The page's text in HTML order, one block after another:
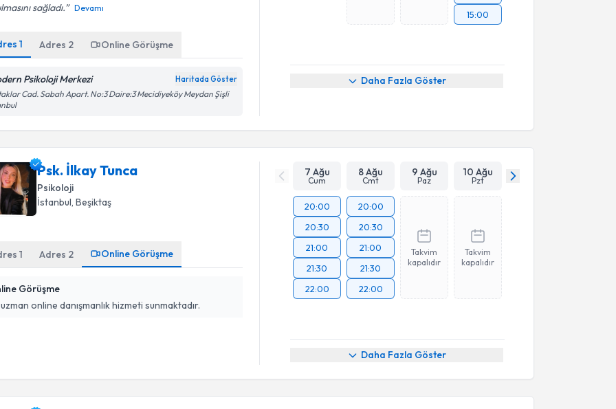
sağladı.
Devamı
1 Adres 2 Online Görüşme
Psikoloji Merkezi Haritada Göster
Cad. Sabah Apart. No:3 Daire:3 Mecidiyeköy Meydan Şişli
15:00
Daha Fazla Göster
Psk. İlkay Tunca
Psikoloji
İstanbul, Beşiktaş
1 Adres 2 Online Görüşme
Görüşme
online danışmanlık hizmeti sunmaktadır.
7 Ağu
Cum
8 Ağu
Cmt
9 Ağu
Paz
10 Ağu
Pzt
20:00
20:30
21:00
21:30
22:00
20:00
20:30
21:00
21:30
22:00
Takvim
kapalıdır
Takvim
kapalıdır
Daha Fazla Göster